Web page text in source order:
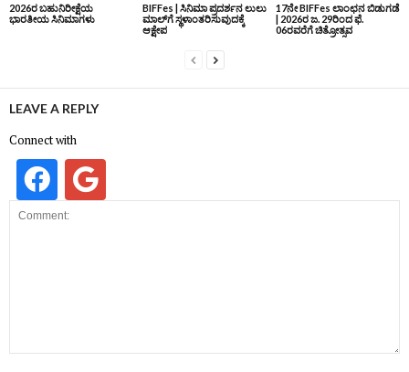
2026ರ ಬಹುನಿರೀಕ್ಷೆಯ
ಭಾರತೀಯ ಸಿನಿಮಾಗಳು
BIFFes | ಸಿನಿಮಾ ಪ್ರದರ್ಶನ ಲುಲು
ಮಾಲ್‌ಗೆ ಸ್ಥಳಾಂತರಿಸುವುದಕ್ಕೆ
ಆಕ್ಷೇಪ
17ನೇ BIFFes ಲಾಂಛನ ಬಿಡುಗಡೆ
| 2026ರ ಜ. 29ರಿಂದ ಫೆ.
06ರವರೆಗೆ ಚಿತ್ರೋತ್ಸವ
LEAVE A REPLY
Connect with